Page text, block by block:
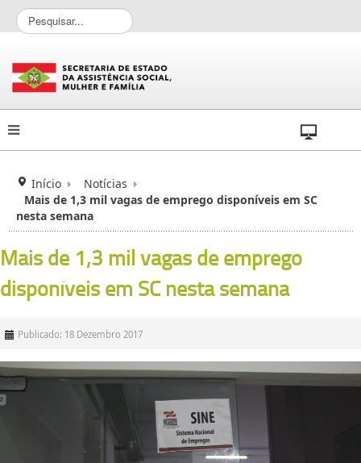
P
e
q
u
i
s
a
Início
Notícias
Mais de 1,3 mil vagas de emprego disponíveis em SC
nesta semana
Mais de 1,3 mil vagas de emprego
disponíveis em SC nesta semana
Publicado: 18 Dezembro 2017